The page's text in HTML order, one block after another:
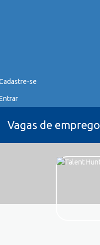
se
Vagas de emprego